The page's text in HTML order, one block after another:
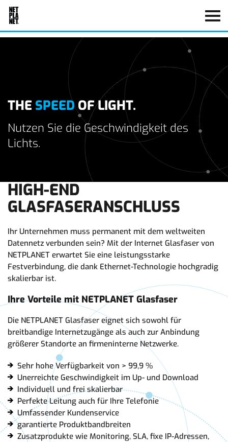
THE SPEEDOF LIGHT.
Nutzen Sie die Geschwindigkeit des
Lichts.
HIGH-END
GLASFASERANSCHLUSS
Ihr Unternehmen muss permanent mit dem weltweiten
Datennetz verbunden sein? Mit der Internet Glasfaser von
NETPLANET erwartet Sie eine leistungsstarke
Festverbindung, die dank Ethernet-Technologie hochgradig
skalierbar ist.
Ihre Vorteile mit NETPLANET Glasfaser
Die NETPLANET Glasfaser eignet sich sowohl für
breitbandige Internetzugänge als auch zur Anbindung
größerer Standorte an firmeninterne Netzwerke.
Sehr hohe Verfügbarkeit von > 99,9 %
Unerreichte Geschwindigkeit im Up- und Download
Individuell und frei skalierbar
Perfekte Leitung auch für Ihre Telefonie
Umfassender Kundenservice
garantierte Produktbandbreiten
Zusatzprodukte wie Monitoring, SLA, fixe IP-Adressen,